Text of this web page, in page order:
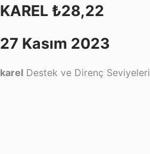
KAREL ₺28,22
27 Kasım 2023
karel Destek ve Direnç Seviyeleri